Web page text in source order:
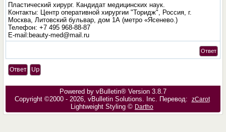
Пластический хирург. Кандидат медицинских наук.
Контакты: Центр оперативной хирургии "Торидж", Россия, г.
Москва, Литовский бульвар, дом 1А (метро «Ясенево.)
Телефон: +7 495 968-88-87
E-mail:beauty-med@mail.ru
Ответ
Ответ Up
Powered by vBulletin® Version 3.8.7
Copyright ©2000 - 2026, vBulletin Solutions, Inc. Перевод:
zCarot
Lightweight Styling © Dartho